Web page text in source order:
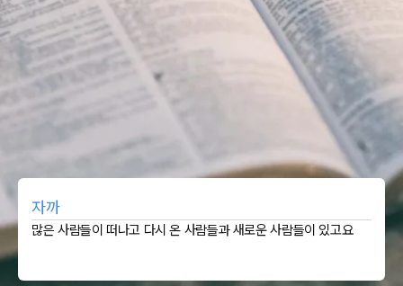
자까
많은 사람들이 떠나고 다시 온 사람들과 새로운 사람들이 있고요